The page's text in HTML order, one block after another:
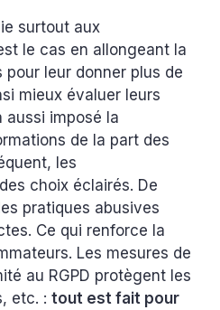
surtout aux
le cas en allongeant la
leur donner plus de
mieux évaluer leurs
aussi imposé la
de la part des
les
choix éclairés. De
pratiques abusives
Ce qui renforce la
Les mesures de
au RGPD protègent les
etc. :tout est fait pour